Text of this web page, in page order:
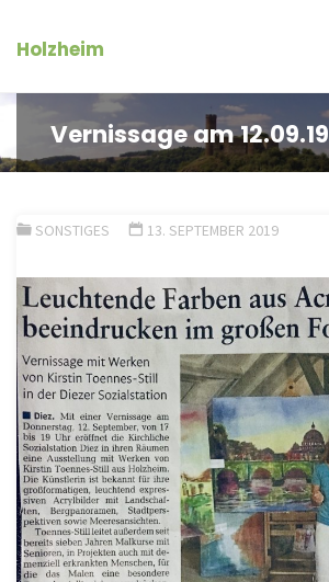
InhaltHolzheim
Vernissage am 12.09.19
SONSTIGES 13. SEPTEMBER 2019